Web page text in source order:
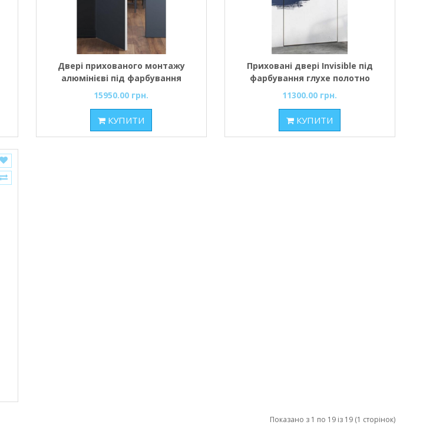
Двері прихованого монтажу
алюмінієві під фарбування
15950.00 грн.
КУПИТИ
Приховані двері Invisible під
фарбування глухе полотно
11300.00 грн.
КУПИТИ
Показано з 1 по 19 із 19 (1 сторінок)